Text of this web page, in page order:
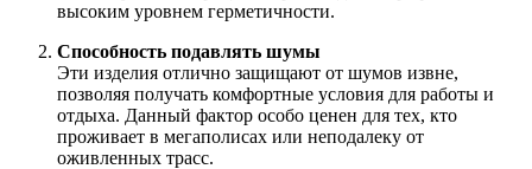
высоким уровнем герметичности.
Способность подавлять шумы
Эти изделия отлично защищают от шумов извне,
позволяя получать комфортные условия для работы и
отдыха. Данный фактор особо ценен для тех, кто
проживает в мегаполисах или неподалеку от
оживленных трасс.